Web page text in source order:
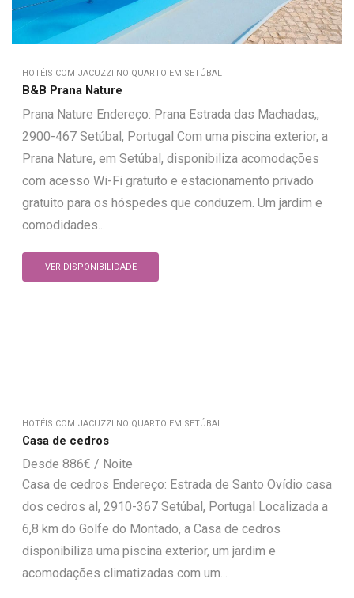
HOTÉIS COM JACUZZI NO QUARTO EM SETÚBAL
B&B Prana Nature
Prana Nature Endereço: Prana Estrada das Machadas,,
2900-467 Setúbal, Portugal Com uma piscina exterior, a
Prana Nature, em Setúbal, disponibiliza acomodações
com acesso Wi-Fi gratuito e estacionamento privado
gratuito para os hóspedes que conduzem. Um jardim e
comodidades...
VER DISPONIBILIDADE
HOTÉIS COM JACUZZI NO QUARTO EM SETÚBAL
Casa de cedros
886€
Casa de cedros Endereço: Estrada de Santo Ovídio casa
dos cedros al, 2910-367 Setúbal, Portugal Localizada a
6,8 km do Golfe do Montado, a Casa de cedros
disponibiliza uma piscina exterior, um jardim e
acomodações climatizadas com um...